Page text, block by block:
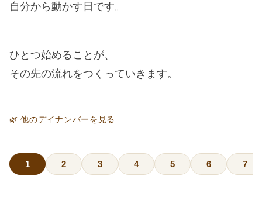
自分から動かす日です。
ひとつ始めることが、
その先の流れをつくっていきます。
🌿 他のデイナンバーを見る
1 2 3 4 5 6 7